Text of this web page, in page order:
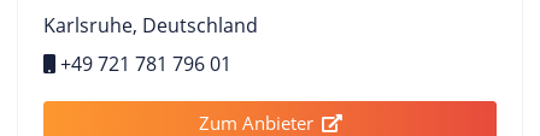
Karlsruhe, Deutschland
+49 721 781 796 01
Zum Anbieter